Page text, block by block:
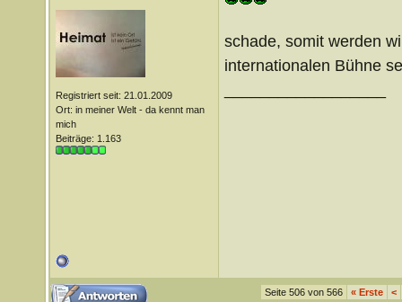
Registriert seit: 21.01.2009
Ort: in meiner Welt - da kennt man
mich
Beiträge: 1.163
schade, somit werden
internationalen Bühne
Seite 506 von 566 «Erste <